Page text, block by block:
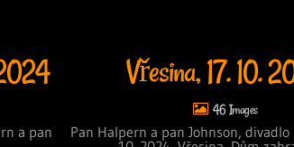
a pan
Vřesina, 17. 10.
46
Pan Halpern a pan Johnson, divadlo